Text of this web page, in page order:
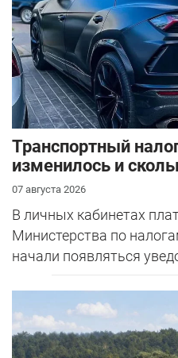
Транспортный
изменилось и
07 августа 2026
В личных кабинетах
Министерства по
начали появляться